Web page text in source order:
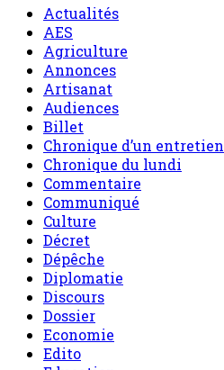
Actualités
AES
Agriculture
Annonces
Artisanat
Audiences
Billet
Chronique d’un entretien
Chronique du lundi
Commentaire
Communiqué
Culture
Décret
Dépêche
Diplomatie
Discours
Dossier
Economie
Edito